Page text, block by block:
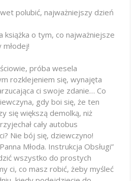
polubić, najważniejszy dzień
książka o tym, co najważniejsze
młodej!
próba wesela
rozklejeniem się, wynajęta
ci swoje zdanie… Co
gdy boi się, że ten
się większą demolką, niż
cały autobus
Nie bój się, dziewczyno!
Młoda. Instrukcja Obsługi”
wszystko do prostych
ci, co masz robić, żeby myśleć